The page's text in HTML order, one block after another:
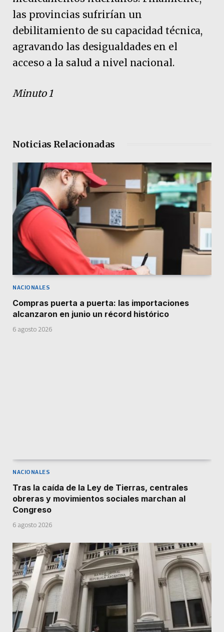
las provincias sufrirían un
debilitamiento de su capacidad técnica,
agravando las desigualdades en el
acceso a la salud a nivel nacional.
Minuto 1
Noticias Relacionadas
NACIONALES
Compras puerta a puerta: las importaciones
alcanzaron en junio un récord histórico
6 agosto 2026
NACIONALES
Tras la caída de la Ley de Tierras, centrales
obreras y movimientos sociales marchan al
Congreso
6 agosto 2026